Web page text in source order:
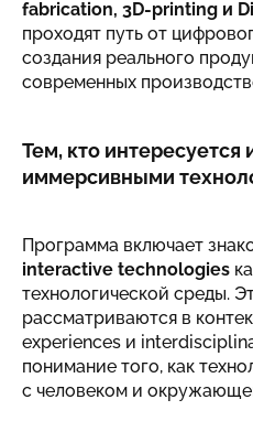
fabrication, 3D-printing и
проходят путь от
создания реального
современных
Тем, кто
иммерсивными
Программа включает
interactive technologies
технологической среды.
рассматриваются в
experiences и
понимание того, как
с человеком и